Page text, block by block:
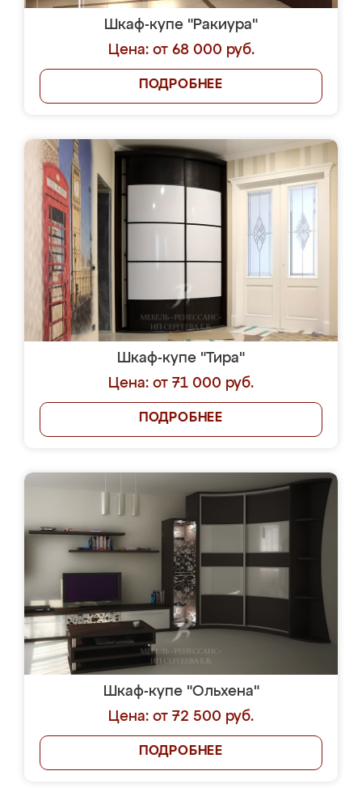
Шкаф-купе "Ракиура"
Цена: от 68 000 руб.
ПОДРОБНЕЕ
Шкаф-купе "Тира"
Цена: от 71 000 руб.
ПОДРОБНЕЕ
Шкаф-купе "Ольхена"
Цена: от 72 500 руб.
ПОДРОБНЕЕ